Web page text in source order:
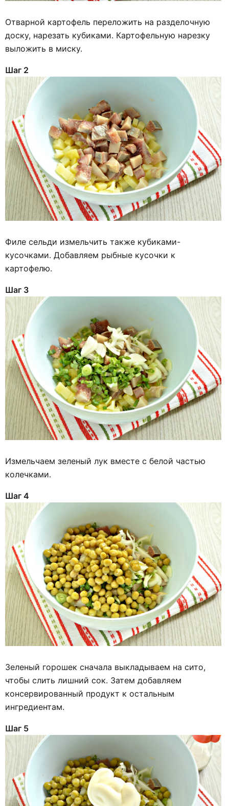
Отварной картофель переложить на разделочную
доску, нарезать кубиками. Картофельную нарезку
выложить в миску.
Шаг 2
Филе сельди измельчить также кубиками-
кусочками. Добавляем рыбные кусочки к
картофелю.
Шаг 3
Измельчаем зеленый лук вместе с белой частью
колечками.
Шаг 4
Зеленый горошек сначала выкладываем на сито,
чтобы слить лишний сок. Затем добавляем
консервированный продукт к остальным
ингредиентам.
Шаг 5